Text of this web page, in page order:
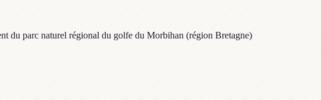
du parc naturel régional du golfe du Morbihan (région Bretagne)